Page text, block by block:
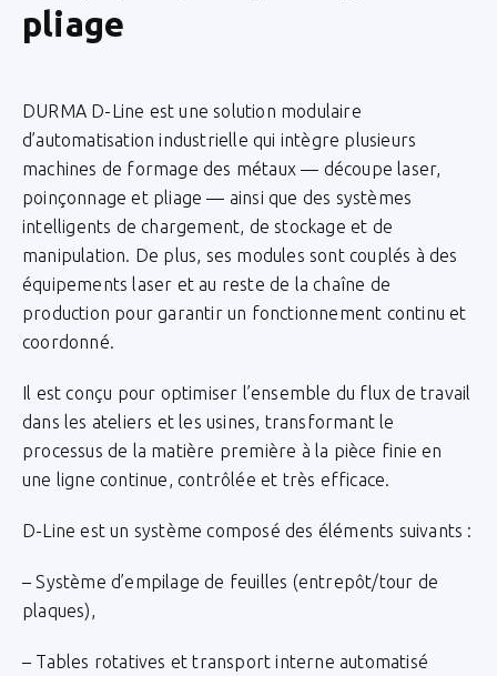
pliage
DURMA D-Line est une solution modulaire
d’automatisation industrielle qui intègre plusieurs
machines de formage des métaux — découpe laser,
poinçonnage et pliage — ainsi que des systèmes
intelligents de chargement, de stockage et de
manipulation. De plus, ses modules sont couplés à des
équipements laser et au reste de la chaîne de
production pour garantir un fonctionnement continu et
coordonné.
Il est conçu pour optimiser l’ensemble du flux de travail
dans les ateliers et les usines, transformant le
processus de la matière première à la pièce finie en
une ligne continue, contrôlée et très efficace.
D-Line est un système composé des éléments suivants :
– Système d’empilage de feuilles (entrepôt/tour de
plaques),
– Tables rotatives et transport interne automatisé